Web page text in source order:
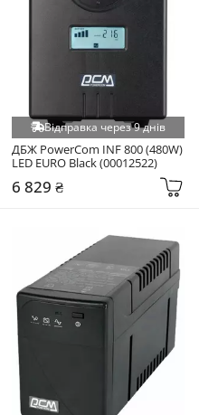
Відправка через 9 днів
ДБЖ PowerCom INF 800 (480W)
LED EURO Black (00012522)
6 829 ₴